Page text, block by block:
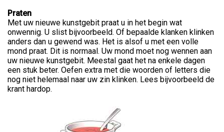
Praten
Met uw nieuwe kunstgebit praat u in het begin wat
onwennig. U slist bijvoorbeeld. Of bepaalde klanken klinken
anders dan u gewend was. Het is alsof u met een volle
mond praat. Dit is normaal. Uw mond moet nog wennen aan
uw nieuwe kunstgebit. Meestal gaat het na enkele dagen
een stuk beter. Oefen extra met die woorden of letters die
nog niet helemaal naar uw zin klinken. Lees bijvoorbeeld de
krant hardop.